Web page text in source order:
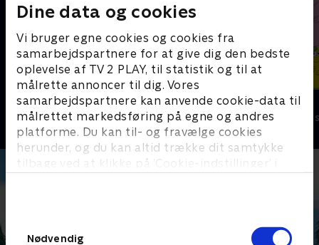
Dine data og cookies
Vi bruger egne cookies og cookies fra
samarbejdspartnere for at give dig den bedste
oplevelse af TV 2 PLAY, til statistik og til at
målrette annoncer til dig. Vores
samarbejdspartnere kan anvende cookie-data til
målrettet markedsføring på egne og andres
platforme. Du kan til- og fravælge cookies
herunder, og du kan altid trække dit samtykke
tilbage ved at klikke på ’Cookie-indstillinger’ i
Nødvendig
Gurli Gris
Børneserier • 4 sæsoner
Barbapapa
Børneserier • 1